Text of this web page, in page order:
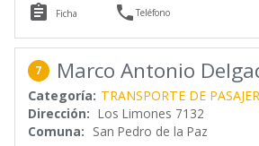
 Ficha Teléfono
7 Marco Antonio
Categoría: TRANSPORTE DE
Dirección: Los Limones 7132
Comuna: San Pedro de la Paz